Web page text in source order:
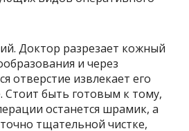
Доктор разрезает кожный
и через
отверстие извлекает его
Стоит быть готовым к тому,
останется шрамик, а
тщательной чистке,